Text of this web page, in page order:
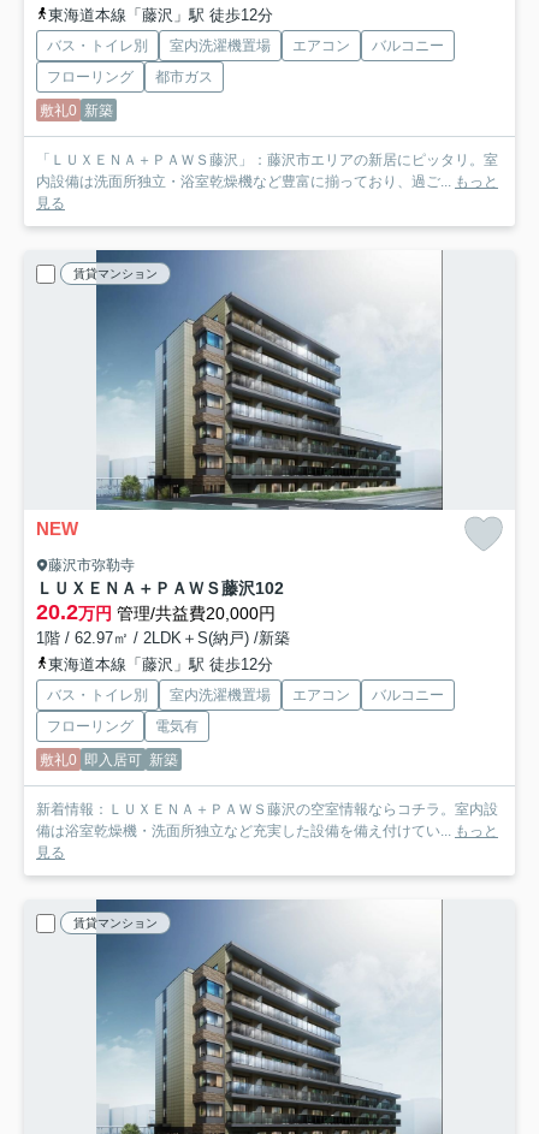
東海道本線「藤沢」駅 徒歩12分
バス・トイレ別 室内洗濯機置場 エアコン
バルコニー
フローリング
都市ガス
敷礼0 新築
「ＬＵＸＥＮＡ＋ＰＡＷＳ藤沢」：藤沢市エリアの新居にピッタリ。室
内設備は洗面所独立・浴室乾燥機など豊富に揃っており、過ご... もっと
見る
賃貸マンション
NEW
藤沢市弥勒寺
ＬＵＸＥＮＡ＋ＰＡＷＳ藤沢102
20.2万円 管理/共益費20,000円
1階 / 62.97㎡ / 2LDK＋S(納戸) /新築
東海道本線「藤沢」駅 徒歩12分
バス・トイレ別 室内洗濯機置場 エアコン
バルコニー
フローリング
電気有
敷礼0 即入居可 新築
新着情報：ＬＵＸＥＮＡ＋ＰＡＷＳ藤沢の空室情報ならコチラ。室内設
備は浴室乾燥機・洗面所独立など充実した設備を備え付けてい...
もっと
見る
賃貸マンション